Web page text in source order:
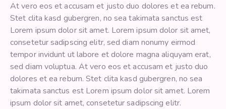
At vero eos et accusam et justo duo dolores et ea rebum.
Stet clita kasd gubergren, no sea takimata sanctus est
Lorem ipsum dolor sit amet. Lorem ipsum dolor sit amet,
consetetur sadipscing elitr, sed diam nonumy eirmod
tempor invidunt ut labore et dolore magna aliquyam erat,
sed diam voluptua. At vero eos et accusam et justo duo
dolores et ea rebum. Stet clita kasd gubergren, no sea
takimata sanctus est Lorem ipsum dolor sit amet. Lorem
ipsum dolor sit amet, consetetur sadipscing elitr.